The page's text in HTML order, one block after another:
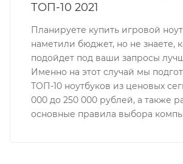
ТОП-10 2021
Планируете купить игровой
наметили бюджет, но не знаете,
подойдет под ваши запросы
Именно на этот случай мы
ТОП-10 ноутбуков из ценовых
000 до 250 000 рублей, а также
основные правила выбора